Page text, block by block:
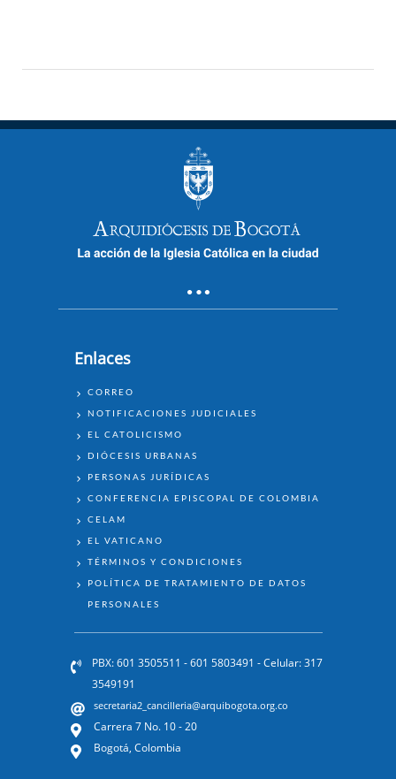
Enlaces
ENLACES
CORREO
NOTIFICACIONES JUDICIALES
EL CATOLICISMO
DIÓCESIS URBANAS
PERSONAS JURÍDICAS
CONFERENCIA EPISCOPAL DE COLOMBIA
CELAM
EL VATICANO
TÉRMINOS Y CONDICIONES
POLÍTICA DE TRATAMIENTO DE DATOS
PERSONALES
PBX: 601 3505511 - 601 5803491 - Celular: 317
3549191
secretaria2_cancilleria@arquibogota.org.co
Carrera 7 No. 10 - 20
Bogotá, Colombia